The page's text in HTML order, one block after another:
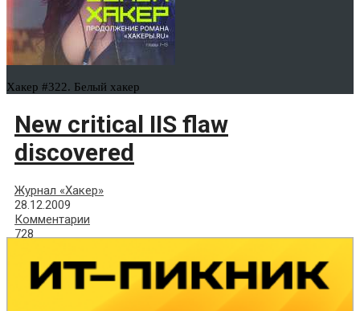
Хакер #322. Белый хакер
New critical IIS flaw
discovered
Журнал «Хакер»
28.12.2009
Комментарии
728